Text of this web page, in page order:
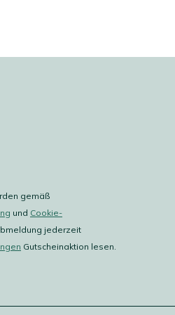
gemäß
und Cookie-
jederzeit
Gutscheinaktion lesen.